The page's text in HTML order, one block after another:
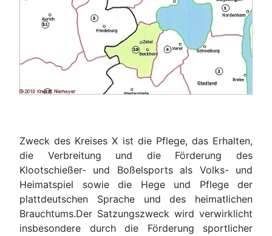
Zweck des Kreises X ist die Pflege, das Erhalten,
die Verbreitung und die Förderung des
Klootschießer- und Boßelsports als Volks- und
Heimatspiel sowie die Hege und Pflege der
plattdeutschen Sprache und des heimatlichen
Brauchtums.Der Satzungszweck wird verwirklicht
insbesondere durch die Förderung sportlicher